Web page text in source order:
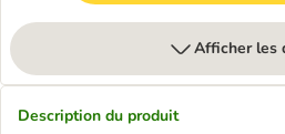
Afficher les
Description du produit